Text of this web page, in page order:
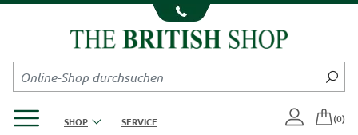
Kompletten Head der Seite überspringen
SHOP SERVICE (0)